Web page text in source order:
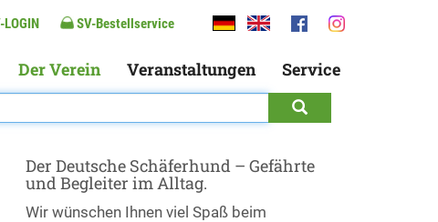
LOGIN SV-Bestellservice
Der Verein Veranstaltungen Service
Der Deutsche Schäferhund – Gefährte
und Begleiter im Alltag.
Wir wünschen Ihnen viel Spaß beim